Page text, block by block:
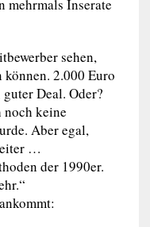
mehrmals Inserate
sehen,
können. 2.000 Euro
Deal. Oder?
keine
Aber egal,
…
der 1990er.